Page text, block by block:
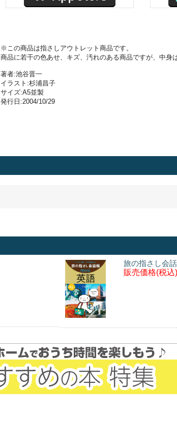
※この商品は指さしアウトレット商品です。
商品に若干の色あせ、キズ、汚れのある商品ですが、中身
著者:池谷晋一
イラスト:杉浦昌子
サイズ:A5並製
発行日:2004/10/29
旅の指さし会
販売価格(税込)